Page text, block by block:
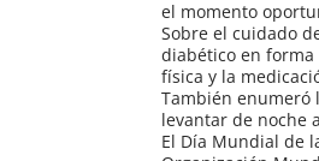
el momento
Sobre el cuidado
diabético en
física y la
También enumeró
levantar de noche
El Día Mundial de